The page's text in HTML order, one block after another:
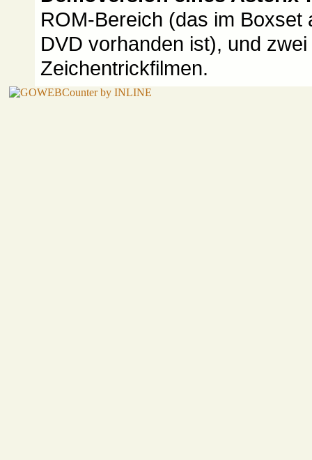
ROM-Bereich (das im Boxset
DVD vorhanden ist), und
Zeichentrickfilmen.